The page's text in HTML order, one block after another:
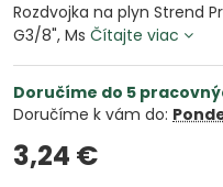
Rozdvojka na plyn Strend
G3/8", Ms Čítajte viac
Doručíme do 5
Doručíme k vám do:
3,24 €